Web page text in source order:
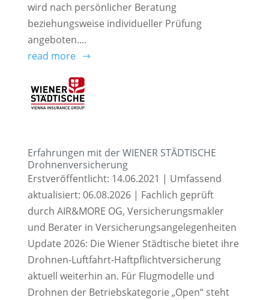
wird nach persönlicher Beratung
beziehungsweise individueller Prüfung
angeboten....
read more
Erfahrungen mit der WIENER STÄDTISCHE
Drohnenversicherung
Erstveröffentlicht: 14.06.2021 | Umfassend
aktualisiert: 06.08.2026 | Fachlich geprüft
durch AIR&MORE OG, Versicherungsmakler
und Berater in Versicherungsangelegenheiten
Update 2026: Die Wiener Städtische bietet ihre
Drohnen-Luftfahrt-Haftpflichtversicherung
aktuell weiterhin an. Für Flugmodelle und
Drohnen der Betriebskategorie „Open“ steht